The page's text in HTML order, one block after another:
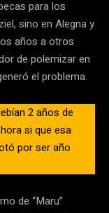
para los
sino en Alegna y
años a otros
de polemizar en
el problema.
2 años de
si que esa
por ser año
de “Maru”